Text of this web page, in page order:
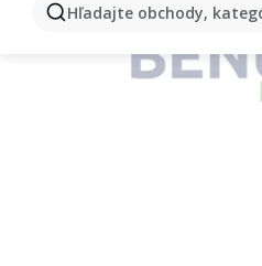
Hľadajte obchody,